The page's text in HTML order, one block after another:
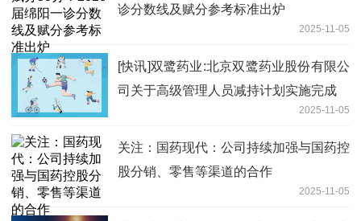
诊分数线及赋分参考标准出炉
2025-11-05
[快讯]双鹭药业:北京双鹭药业股份有限公
司关于高级管理人员减持计划实施完成
2025-11-05
关注：国药现代：公司持续加强与国药控
股分销、零售等渠道的合作
2025-11-05